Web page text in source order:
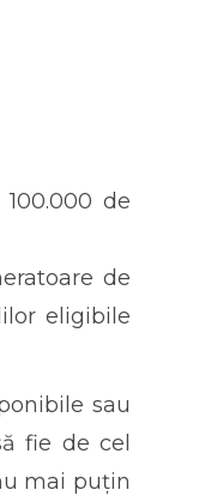
de
de
eligibile
sau
fie de cel
mai puțin